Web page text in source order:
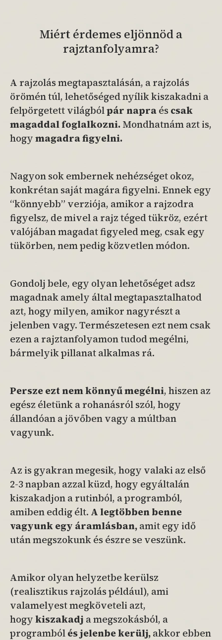
Miért érdemes eljönnöd a
rajztanfolyamra?
A rajzolás megtapasztalásán, a rajzolás
örömén túl, lehetőséged nyílik kiszakadni a
felpörgetett világbólpár napraéscsak
magaddal foglalkozni.Mondhatnám azt is,
hogymagadra figyelni.
Nagyon sok embernek nehézséget okoz,
konkrétan saját magára figyelni. Ennek egy
“könnyebb” verziója, amikor a rajzodra
figyelsz, de mivel a rajz téged tükröz, ezért
valójában magadat figyeled meg, csak egy
tükörben, nem pedig közvetlen módon.
Gondolj bele, egy olyan lehetőséget adsz
magadnak amely által megtapasztalhatod
azt, hogy milyen, amikor nagyrészt a
jelenben vagy. Természetesen ezt nem csak
ezen arajztanfolyamon tudod megélni,
bármelyik pillanat alkalmas rá.
Persze ezt nem könnyű megélni, hiszen az
egész életünk a rohanásról szól, hogy
állandóan a jövőben vagy a múltban
vagyunk.
Az is gyakran megesik, hogy valaki az első
2-3 napban azzal küzd, hogy egyáltalán
kiszakadjon a rutinból, a programból,
amiben eddig élt. A legtöbben benne
vagyunk egy áramlásban,amit egy idő
után megszokunk és észre se veszünk.
Amikor olyan helyzetbe kerülsz
(realisztikus rajzolás például), ami
valamelyest megköveteli azt,
hogykiszakadj a megszokásból, a
programbólés jelenbe kerülj,akkor ebben